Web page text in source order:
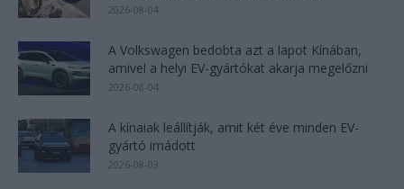
2026-08-04
A Volkswagen bedobta azt a lapot Kínában,
amivel a helyi EV-gyártókat akarja megelőzni
2026-08-04
A kínaiak leállítják, amit két éve minden EV-
gyártó imádott
2026-08-03